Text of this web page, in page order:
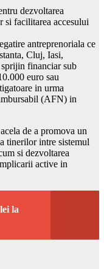
dezvoltarea
facilitarea accesului
antreprenoriala ce
Cluj, Iasi,
financiar sub
euro sau
in urma
(AFN) in
de a promova un
tinerilor intre sistemul
si dezvoltarea
active in
la